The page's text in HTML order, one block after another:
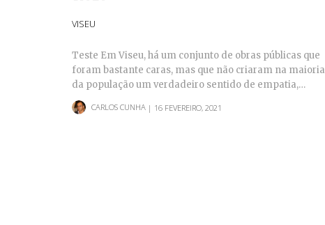
VISEU
Teste Em Viseu, há um conjunto de obras públicas que
foram bastante caras, mas que não criaram na maioria
da população um verdadeiro sentido de empatia,…
CARLOS CUNHA| 16 FEVEREIRO, 2021